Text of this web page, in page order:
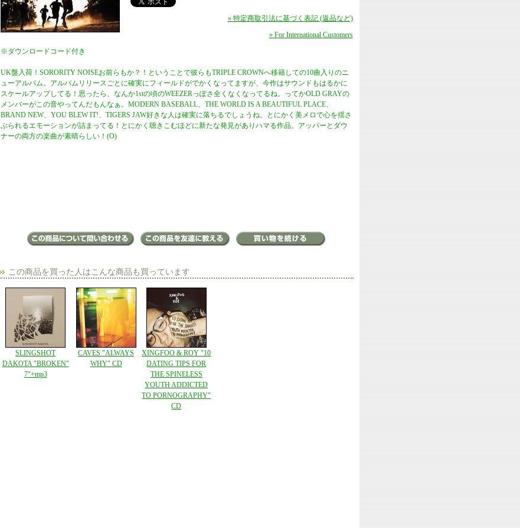
» 特定商取引法に基づく表記 (返品など)
» For International Customers
※ダウンロードコード付き
UK盤入荷！SORORITY NOISEお前らもか？！ということで彼らもTRIPLE CROWNへ移籍しての10曲入りのニ
ューアルバム。アルバムリリースごとに確実にフィールドがでかくなってますが、今作はサウンドもはるかに
スケールアップしてる！思ったら、なんか1stの頃のWEEZERっぽさ全くなくなってるね。ってかOLD GRAYの
メンバーがこの音やってんだもんなぁ。MODERN BASEBALL、THE WORLD IS A BEAUTIFUL PLACE、
BRAND NEW、YOU BLEW IT!、TIGERS JAW好きな人は確実に落ちるでしょうね。とにかく美メロで心を揺さ
ぶられるエモーションが詰まってる！とにかく聴きこむほどに新たな発見がありハマる作品。アッパーとダウ
ナーの両方の楽曲が素晴らしい！(O)
この商品を買った人はこんな商品も買っています
SLINGSHOT
DAKOTA "BROKEN"
7"+mp3
CAVES "ALWAYS
WHY" CD
XINGFOO & ROY "10
DATING TIPS FOR
THE SPINELESS
YOUTH ADDICTED
TO PORNOGRAPHY"
CD